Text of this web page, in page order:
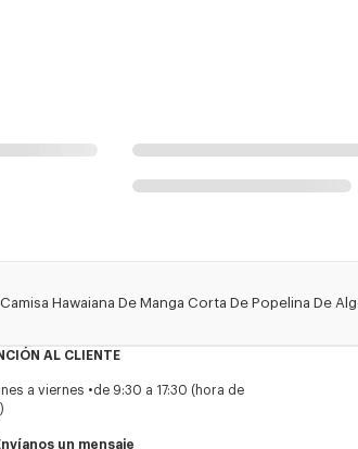
Camisa Hawaiana De Manga Corta De Popelina De
AL CLIENTE
a viernes
de 9:30 a 17:30 (hora de
un mensaje